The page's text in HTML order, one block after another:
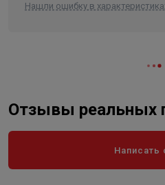
Нашли ошибку в
Отзывы реальных
Написать